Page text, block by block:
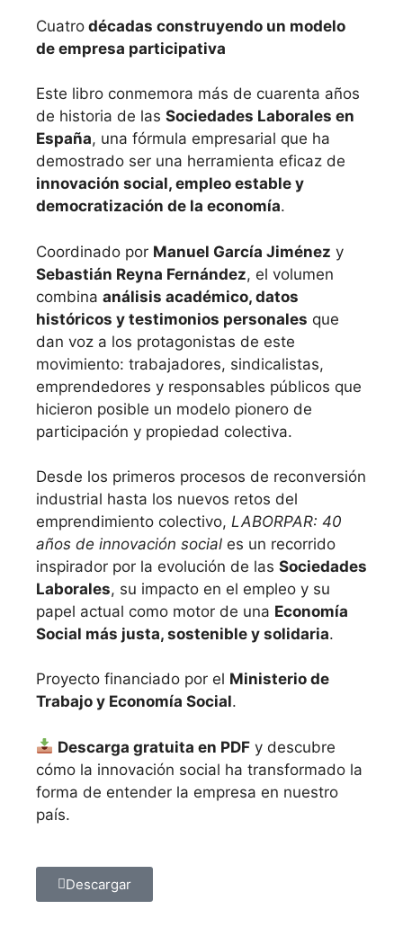
Cuatro décadas construyendo un modelo
de empresa participativa
Este libro conmemora más de cuarenta años
de historia de las Sociedades Laborales en
España, una fórmula empresarial que ha
demostrado ser una herramienta eficaz de
innovación social, empleo estable y
democratización de la economía.
Coordinado por Manuel García Jiménez y
Sebastián Reyna Fernández, el volumen
combina análisis académico, datos
históricos y testimonios personales que
dan voz a los protagonistas de este
movimiento: trabajadores, sindicalistas,
emprendedores y responsables públicos que
hicieron posible un modelo pionero de
participación y propiedad colectiva.
Desde los primeros procesos de reconversión
industrial hasta los nuevos retos del
emprendimiento colectivo, LABORPAR: 40
años de innovación social es un recorrido
inspirador por la evolución de las Sociedades
Laborales, su impacto en el empleo y su
papel actual como motor de una Economía
Social más justa, sostenible y solidaria.
Proyecto financiado por el Ministerio de
Trabajo y Economía Social.
Descarga gratuita en PDF y descubre
cómo la innovación social ha transformado la
forma de entender la empresa en nuestro
país.
Descargar